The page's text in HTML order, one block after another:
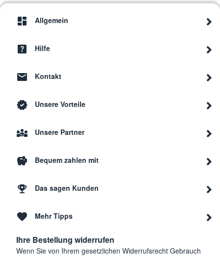
Allgemein
Hilfe
Kontakt
Unsere Vorteile
Unsere Partner
Bequem zahlen mit
Das sagen Kunden
Mehr Tipps
Ihre Bestellung widerrufen
Wenn Sie von Ihrem gesetzlichen Widerrufsrecht Gebrauch